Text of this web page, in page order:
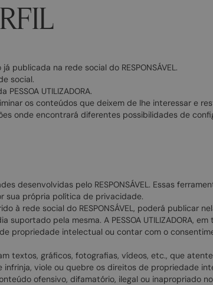
publicada na rede social do RESPONSÁVEL.
social.
UTILIZADORA.
os conteúdos que deixem de lhe interessar e
onde encontrará diferentes possibilidades de
desenvolvidas pelo RESPONSÁVEL. Essas
sua própria política de privacidade.
à rede social do RESPONSÁVEL, poderá publicar
pela mesma. A PESSOA UTILIZADORA,
propriedade intelectual ou contar com o
textos, gráficos, fotografias, vídeos, etc., que
viole ou quebre os direitos de propriedade
ofensivo, difamatório, ilegal ou inapropriado